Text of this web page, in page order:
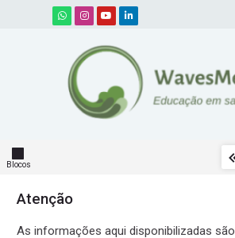
Skip to navigation
Skip to search form
Skip to login form
Ir para o conteúdo principal
Skip to accessibility options
Skip to footer
Skip accessibility options
Blocos
Pular Atenção
Atenção
As informações aqui disponibilizadas são